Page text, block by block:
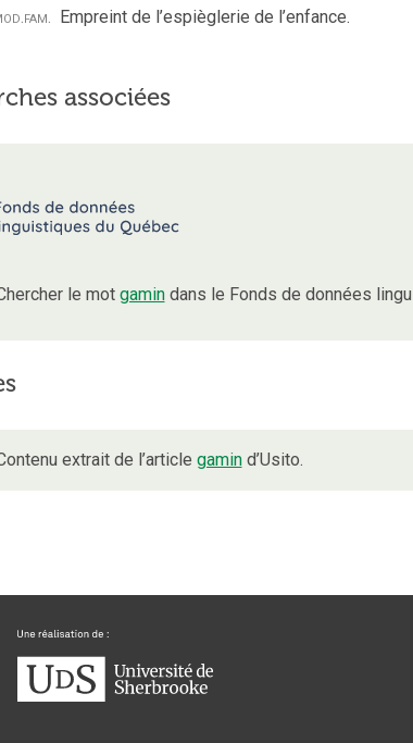
fam. Empreint de l’espièglerie de l’enfance.
associées
le mot gamindans le Fonds de données
extrait de l’article gamind’Usito.